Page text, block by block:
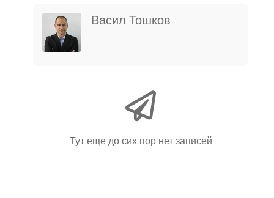
Васил Тошков
Тут еще до сих пор нет записей